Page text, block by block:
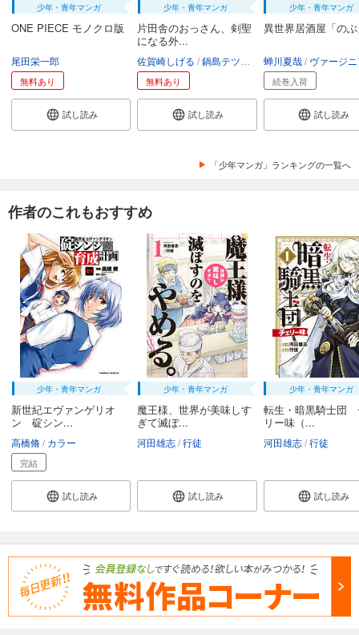
少年・青年マンガ
ONE PIECE モノクロ版
尾田栄一郎
無料あり
試し読み
少年・青年マンガ
片田舎のおっさん、剣聖
になる外...
佐賀崎しげる 鍋島テツヒロ 空路恵 渡辺樹
無料あり
試し読み
少年・青年マンガ
異世界居酒屋「の
蝉川夏哉 ヴァージニア二
続巻入荷
試し読み
「少年マンガ」ランキングの一覧へ
作者のこれもおすすめ
少年・青年マンガ
新世紀エヴァンゲリオ
ン 碇シン...
高橋脩 カラー
完結
試し読み
少年・青年マンガ
魔王様、世界が美味しす
ぎて滅ぼ...
河田雄志 行徒
試し読み
少年・青年マンガ
転生・暗黒騎士団
リー味（...
河田雄志 行徒
試し読み